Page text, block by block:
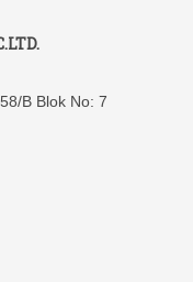
B Blok No: 7